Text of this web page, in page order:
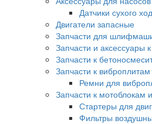
Датчики сухого
Двигатели запасные
Запчасти для
Запчасти и аксессуары
Запчасти к
Запчасти к виброплитам
Ремни для
Запчасти к мотоблокам
Стартеры для
Фильтры